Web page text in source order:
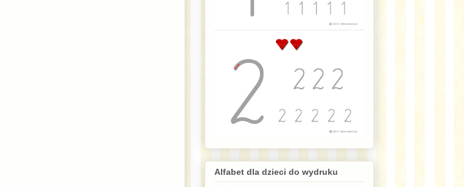
Alfabet dla dzieci do wydruku